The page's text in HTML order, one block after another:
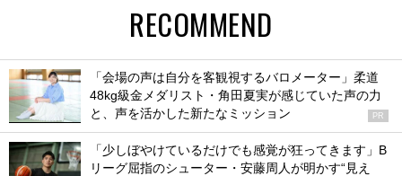
RECOMMEND
「会場の声は自分を客観視するバロメーター」柔道
48kg級金メダリスト・角田夏実が感じていた声の力
と、声を活かした新たなミッション
PR
「少しぼやけているだけでも感覚が狂ってきます」B
リーグ屈指のシューター・安藤周人が明かす“見え